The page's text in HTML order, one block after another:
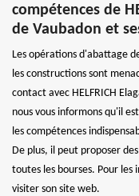
compétences de
de Vaubadon et
Les opérations d'abattage
les constructions sont
contact avec HELFRICH
nous vous informons qu'il
les compétences
De plus, il peut proposer
toutes les bourses. Pour
visiter son site web.